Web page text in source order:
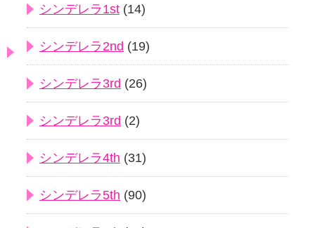
シンデレラ1st (14)
シンデレラ2nd (19)
シンデレラ3rd (26)
シンデレラ3rd (2)
シンデレラ4th (31)
シンデレラ5th (90)